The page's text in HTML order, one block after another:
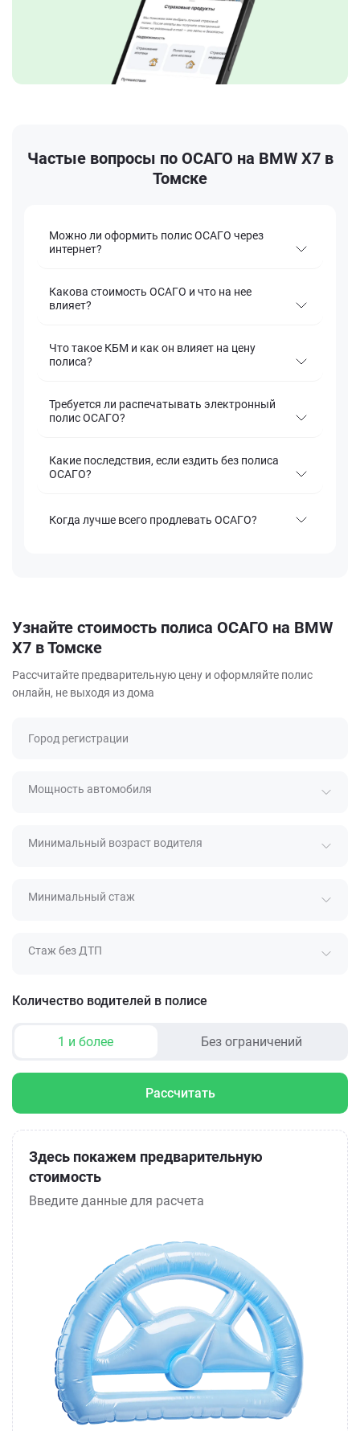
Частые вопросы по ОСАГО на BMW X7 в
Томске
Можно ли оформить полис ОСАГО через
интернет?
Какова стоимость ОСАГО и что на нее
влияет?
Что такое КБМ и как он влияет на цену
полиса?
Требуется ли распечатывать электронный
полис ОСАГО?
Какие последствия, если ездить без полиса
ОСАГО?
Когда лучше всего продлевать ОСАГО?
Узнайте стоимость полиса ОСАГО на BMW
X7 в Томске
Рассчитайте предварительную цену и оформляйте полис
онлайн, не выходя из дома
Город регистрации
Мощность автомобиля
Минимальный возраст водителя
Минимальный стаж
Стаж без ДТП
Количество водителей в полисе
1 и более Без ограничений
Рассчитать
Здесь покажем предварительную
стоимость
Введите данные для расчета